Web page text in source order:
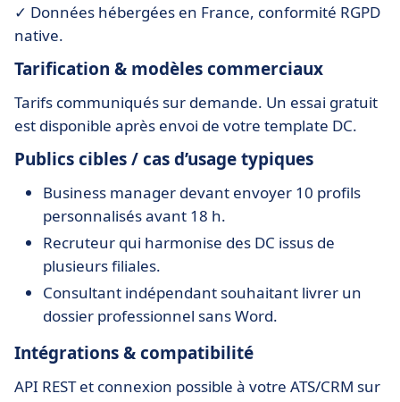
✓ Données hébergées en France, conformité RGPD
native.
Tarification & modèles commerciaux
Tarifs communiqués sur demande. Un essai gratuit
est disponible après envoi de votre template DC.
Publics cibles / cas d’usage typiques
Business manager devant envoyer 10 profils
personnalisés avant 18 h.
Recruteur qui harmonise des DC issus de
plusieurs filiales.
Consultant indépendant souhaitant livrer un
dossier professionnel sans Word.
Intégrations & compatibilité
API REST et connexion possible à votre ATS/CRM sur